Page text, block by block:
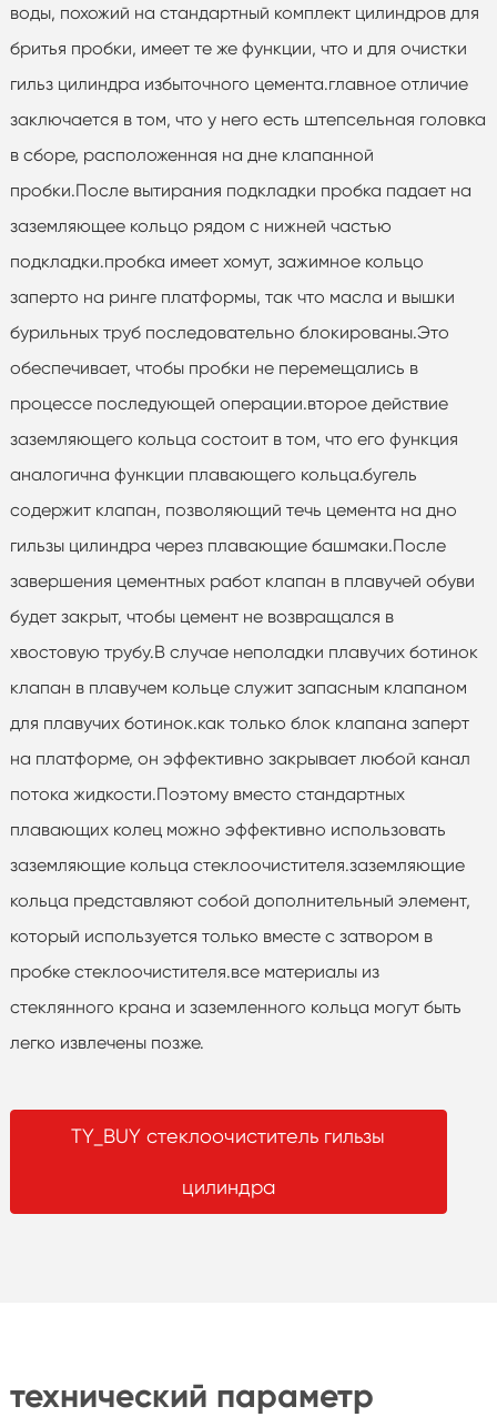
воды, похожий на стандартный комплект цилиндров для
бритья пробки, имеет те же функции, что и для очистки
гильз цилиндра избыточного цемента.главное отличие
заключается в том, что у него есть штепсельная головка
в сборе, расположенная на дне клапанной
пробки.После вытирания подкладки пробка падает на
заземляющее кольцо рядом с нижней частью
подкладки.пробка имеет хомут, зажимное кольцо
заперто на ринге платформы, так что масла и вышки
бурильных труб последовательно блокированы.Это
обеспечивает, чтобы пробки не перемещались в
процессе последующей операции.второе действие
заземляющего кольца состоит в том, что его функция
аналогична функции плавающего кольца.бугель
содержит клапан, позволяющий течь цемента на дно
гильзы цилиндра через плавающие башмаки.После
завершения цементных работ клапан в плавучей обуви
будет закрыт, чтобы цемент не возвращался в
хвостовую трубу.В случае неполадки плавучих ботинок
клапан в плавучем кольце служит запасным клапаном
для плавучих ботинок.как только блок клапана заперт
на платформе, он эффективно закрывает любой канал
потока жидкости.Поэтому вместо стандартных
плавающих колец можно эффективно использовать
заземляющие кольца стеклоочистителя.заземляющие
кольца представляют собой дополнительный элемент,
который используется только вместе с затвором в
пробке стеклоочистителя.все материалы из
стеклянного крана и заземленного кольца могут быть
легко извлечены позже.
TY_BUY стеклоочиститель гильзы
цилиндра
технический параметр